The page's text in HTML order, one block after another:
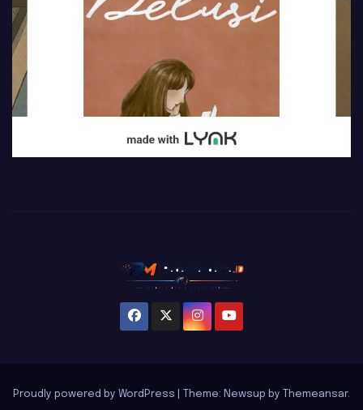
Proudly powered by WordPress Theme: Newsup by Themeansar.